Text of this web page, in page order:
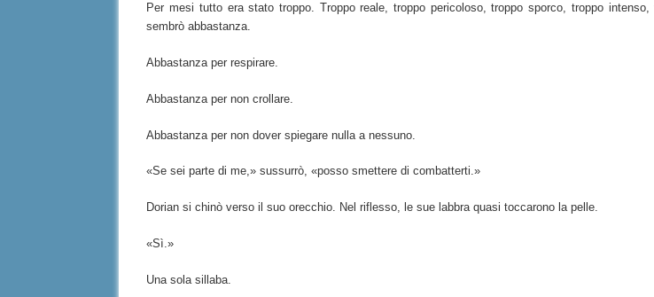
Per mesi tutto era stato troppo. Troppo reale, troppo pericoloso, troppo sporco, troppo
sembrò abbastanza.
Abbastanza per respirare.
Abbastanza per non crollare.
Abbastanza per non dover spiegare nulla a nessuno.
«Se sei parte di me,» sussurrò, «posso smettere di combatterti.»
Dorian si chinò verso il suo orecchio. Nel riflesso, le sue labbra quasi toccarono la pelle.
«Sì.»
Una sola sillaba.